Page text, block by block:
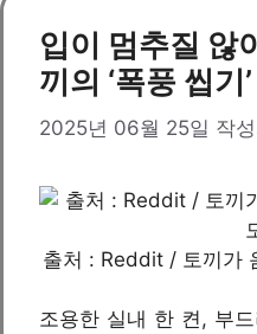
입이 멈추질 않
끼의 ‘폭풍 씹기’
2025년 06월 25일 작
출처 : Reddit / 토끼가
조용한 실내 한 켠, 부